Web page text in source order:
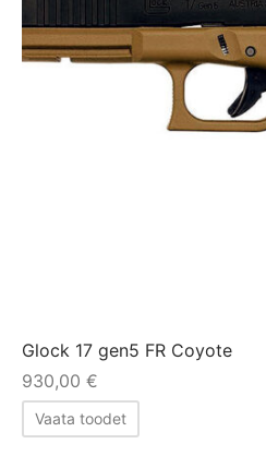
Glock 17 gen5 FR Coyote
930,00 €
Vaata toodet